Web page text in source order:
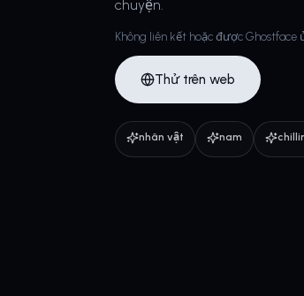
chuyện.
Không liên kết hoặc được Ghostface
Thử trên web
nhân vật nam